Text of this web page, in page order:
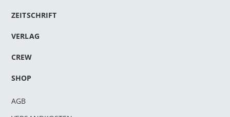
ZEITSCHRIFT
VERLAG
CREW
SHOP
AGB